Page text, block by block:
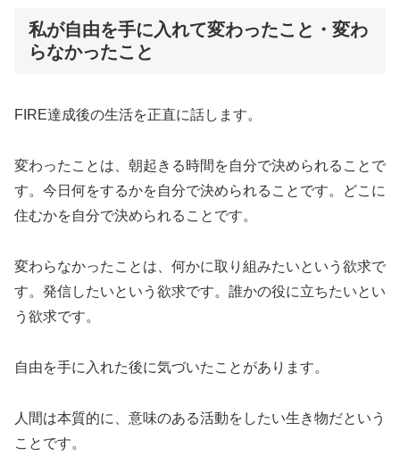
私が自由を手に入れて変わったこと・変わ
らなかったこと
FIRE達成後の生活を正直に話します。
変わったことは、朝起きる時間を自分で決められることで
す。今日何をするかを自分で決められることです。どこに
住むかを自分で決められることです。
変わらなかったことは、何かに取り組みたいという欲求で
す。発信したいという欲求です。誰かの役に立ちたいとい
う欲求です。
自由を手に入れた後に気づいたことがあります。
人間は本質的に、意味のある活動をしたい生き物だという
ことです。